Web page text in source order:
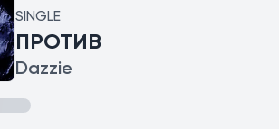
SINGLE
ПРОТИВ
Dazzie